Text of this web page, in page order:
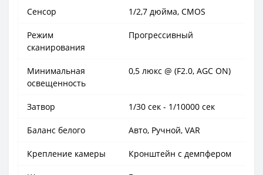
Сенсор 1/2,7 дюйма, CMOS
Режим
сканирования
Прогрессивный
Минимальная
освещенность
0,5 люкс @ (F2.0, AGC ON)
Затвор 1/30 сек - 1/10000 сек
Баланс белого Авто, Ручной, VAR
Крепление камеры Кронштейн с демпфером